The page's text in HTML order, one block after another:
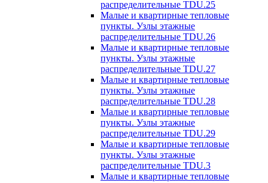
распределительные TDU.25
Малые и квартирные тепловые
пункты. Узлы этажные
распределительные TDU.26
Малые и квартирные тепловые
пункты. Узлы этажные
распределительные TDU.27
Малые и квартирные тепловые
пункты. Узлы этажные
распределительные TDU.28
Малые и квартирные тепловые
пункты. Узлы этажные
распределительные TDU.29
Малые и квартирные тепловые
пункты. Узлы этажные
распределительные TDU.3
Малые и квартирные тепловые